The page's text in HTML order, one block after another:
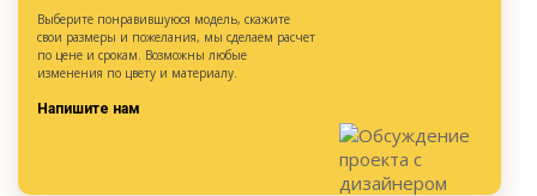
Выберите понравившуюся модель, скажите
свои размеры и пожелания, мы сделаем расчет
по цене и срокам. Возможны любые
изменения по цвету и материалу.
Напишите нам